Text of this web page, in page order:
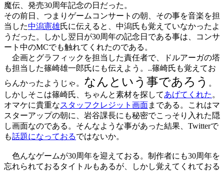
魔伝、発売30周年記念の日だった。
その前日、つまりゲームコンサートの朝、その事を音楽を担
当した中潟憲雄氏に伝えると、中潟氏も覚えていなかったよ
うだった。しかし翌日が30周年の記念日である事は、コンサ
ート中のMCでも触れてくれたのである。
企画とグラフィックを担当した責任者で、ドルアーガの塔
も担当した篠崎雄一郎氏にも伝えよう。..篠崎氏も覚えてお
らんかったようじゃ。 なんという事であろう 。
しかしそこは篠崎氏、ちゃんと素材を探してあげてくれた 。
オマケに貴重なスタッフクレジット画面まである。これはマ
スターアップの朝に、岩谷課長にも秘密でこっそり入れた隠
し画面なのである。そんなような事があった結果、Twitterで
も話題になっておるではないか。
色んなゲームが30周年を迎えておる。制作者にも30周年を
忘れられておるタイトルもあるが、しかし覚えてくれておる